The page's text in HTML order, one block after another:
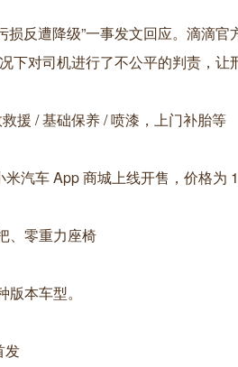
反遭降级”一事发文回应。滴滴
对司机进行了不公平的判责，让
援 / 基础保养 / 喷漆，上门补胎等
汽车 App 商城上线开售，价格为
、零重力座椅
本车型。
发